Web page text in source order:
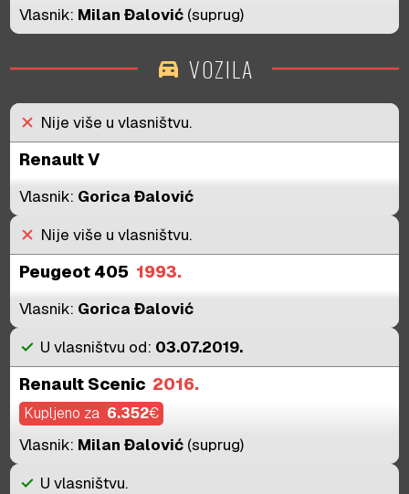
Vlasnik: Milan Đalović (suprug)
directions_car VOZILA
close Nije više u vlasništvu.
Renault V
Vlasnik: Gorica Đalović
close Nije više u vlasništvu.
Peugeot 405 1993.
Vlasnik: Gorica Đalović
check U vlasništvu od: 03.07.2019.
Renault Scenic 2016.
Kupljeno za 6.352€
Vlasnik: Milan Đalović (suprug)
check U vlasništvu.